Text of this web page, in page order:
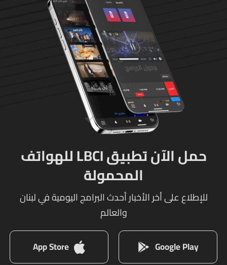
حمل الآن تطبيق LBCI للهواتف
المحمولة
للإطلاع على أخر الأخبار أحدث البرامج اليومية في لبنان
والعالم
Google Play
App Store